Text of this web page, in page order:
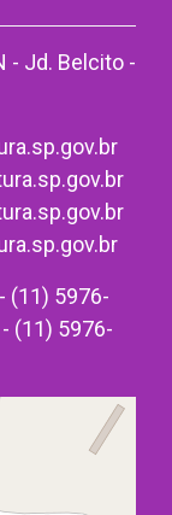
- Jd. Belcito -
(11) 5976-
(11) 5976-